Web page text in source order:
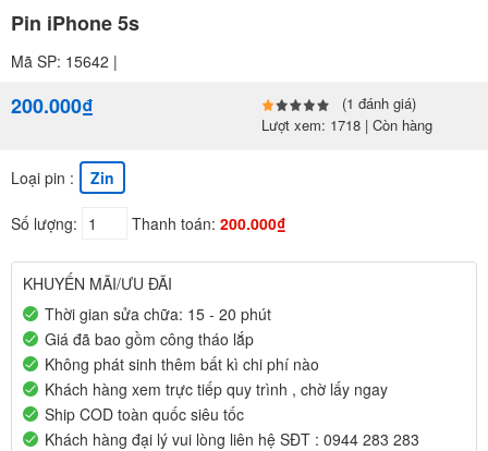
Pin iPhone 5s
Mã SP: 15642 |
200.000₫
(1 đánh giá)
Lượt xem: 1718 | Còn hàng
Loại pin : Zin
Số lượng: Thanh toán: 200.000₫
KHUYẾN MÃI/ƯU ĐÃI
Thời gian sửa chữa: 15 - 20 phút
Giá đã bao gồm công tháo lắp
Không phát sinh thêm bất kì chi phí nào
Khách hàng xem trực tiếp quy trình , chờ lấy ngay
Ship COD toàn quốc siêu tốc
Khách hàng đại lý vui lòng liên hệ SĐT : 0944 283 283